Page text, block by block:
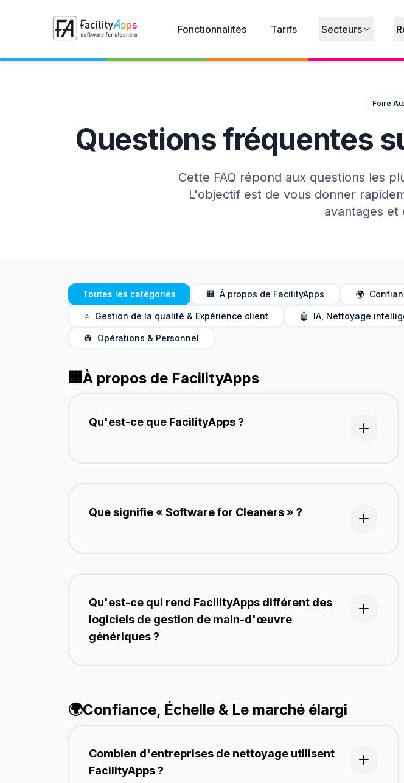
Fonctionnalités
Tarifs Secteurs
Foire
Questions fréquentes
Cette FAQ répond aux questions les
L'objectif est de vous donner
avantages et
FacilityApps est un logiciel de gestion du nettoyage pour la
Toutes les catégories 🏢 À propos de FacilityApps 🌍
⭐ Gestion de la qualité & Expérience client 🤖 IA, Nettoyage
👷 Opérations & Personnel
🏢 À propos de FacilityApps
Qu'est-ce que FacilityApps ?
Que signifie « Software for Cleaners » ?
Qu'est-ce qui rend FacilityApps différent des
logiciels de gestion de main-d'œuvre
génériques ?
🌍Confiance, Échelle & Le marché élargi
Combien d'entreprises de nettoyage utilisent
FacilityApps ?